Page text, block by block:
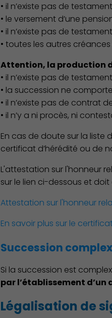
• il n’existe pas de testament
• le versement d’une
• il n’existe pas de testament
• toutes les autres
Attention, la production
• il n’existe pas de testament
• la succession ne
• il n’existe pas de contrat
• il n’y a ni procès, ni
En cas de doute sur la liste
certificat d’hérédité ou de
L'attestation sur l'honneur
sur le lien ci-dessous et
Attestation sur l'honneur
En savoir plus sur le
Succession
Si la succession est
par l’établissement
Légalisation de